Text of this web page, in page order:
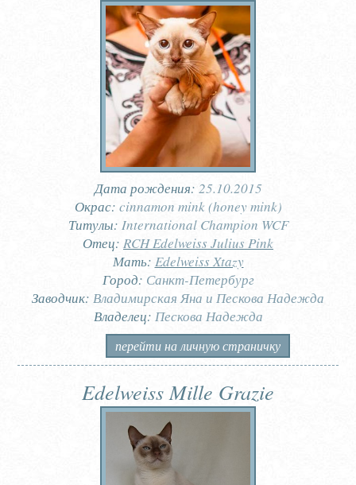
Дата рождения: 25.10.2015
Окрас: cinnamon mink (honey mink)
Титулы: International Champion WCF
Отец: RCH Edelweiss Julius Pink
Мать: Edelweiss Xtazy
Город: Санкт-Петербург
Заводчик: Владимирская Яна и Пескова Надежда
Владелец: Пескова Надежда
перейти на личную страничку
Edelweiss Mille Grazie